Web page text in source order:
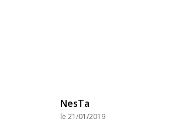
NesTa
le 21/01/2019